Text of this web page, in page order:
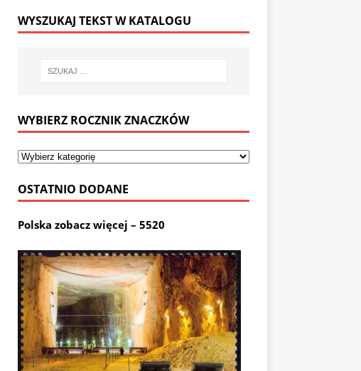
WYSZUKAJ TEKST W KATALOGU
WYBIERZ ROCZNIK ZNACZKÓW
OSTATNIO DODANE
Polska zobacz więcej – 5520